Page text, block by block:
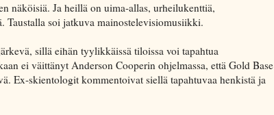
näköisiä. Ja heillä on uima-allas, urheilukenttiä,
Taustalla soi jatkuva mainostelevisiomusiikki.
sillä eihän tyylikkäissä tiloissa voi tapahtua
ei väittänyt Anderson Cooperin ohjelmassa, että Gold Base
Ex-skientologit kommentoivat siellä tapahtuvaa henkistä ja